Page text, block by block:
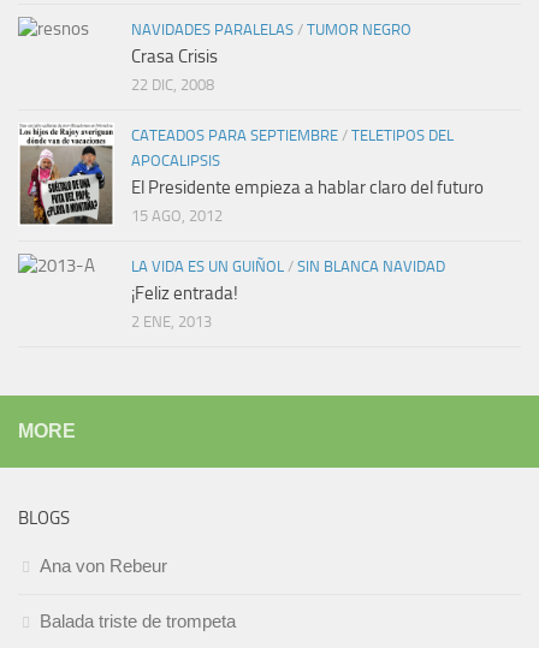
NAVIDADES PARALELAS / TUMOR NEGRO
Crasa Crisis
22 DIC, 2008
CATEADOS PARA SEPTIEMBRE / TELETIPOS DEL
APOCALIPSIS
El Presidente empieza a hablar claro del futuro
15 AGO, 2012
LA VIDA ES UN GUIÑOL / SIN BLANCA NAVIDAD
¡Feliz entrada!
2 ENE, 2013
MORE
BLOGS
Ana von Rebeur
Balada triste de trompeta